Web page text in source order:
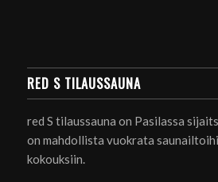
RED S TILAUSSAUNA
red S tilaussauna on Pasilassa
on mahdollista vuokrata
kokouksiin.